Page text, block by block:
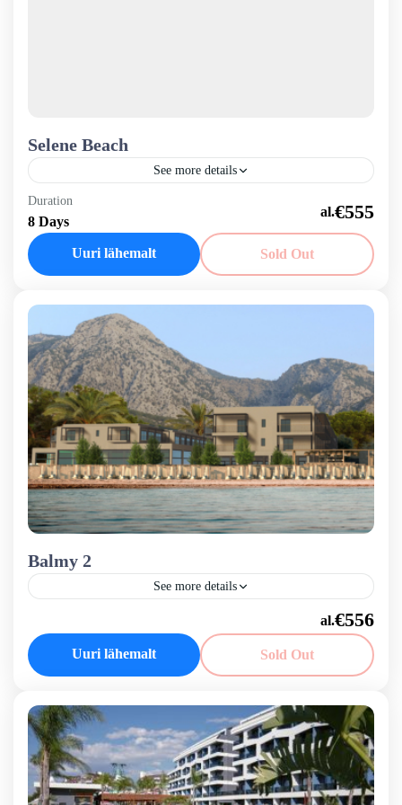
Selene Beach
See more details
Siia tuleb hotelli kirjeldus
Türgi
Duration
8 Days €555
Uuri lähemalt Sold Out
Balmy 2
See more details
Balmy Beach Resort Kemer on ainult täiskasvanutele
mõeldud oaas, kus Kemeri avar türkiissinine meri ja
metsad peidavad endas kõiki rohelise varjundeid. Meie
ainult täiskasvanutele mõeldud...
Boho Style,Türgi
€556
Uuri lähemalt Sold Out